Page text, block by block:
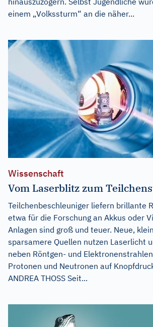
einem „Volkssturm“ an die näher...
Wissenschaft
Vom Laserblitz zum
Teilchenbeschleuniger liefern brillante
etwa für die Forschung an Akkus oder
Anlagen sind groß und teuer. Neue,
sparsamere Quellen nutzen Laserlicht
neben Röntgen- und
Protonen und Neutronen auf
ANDREA THOSS Seit...